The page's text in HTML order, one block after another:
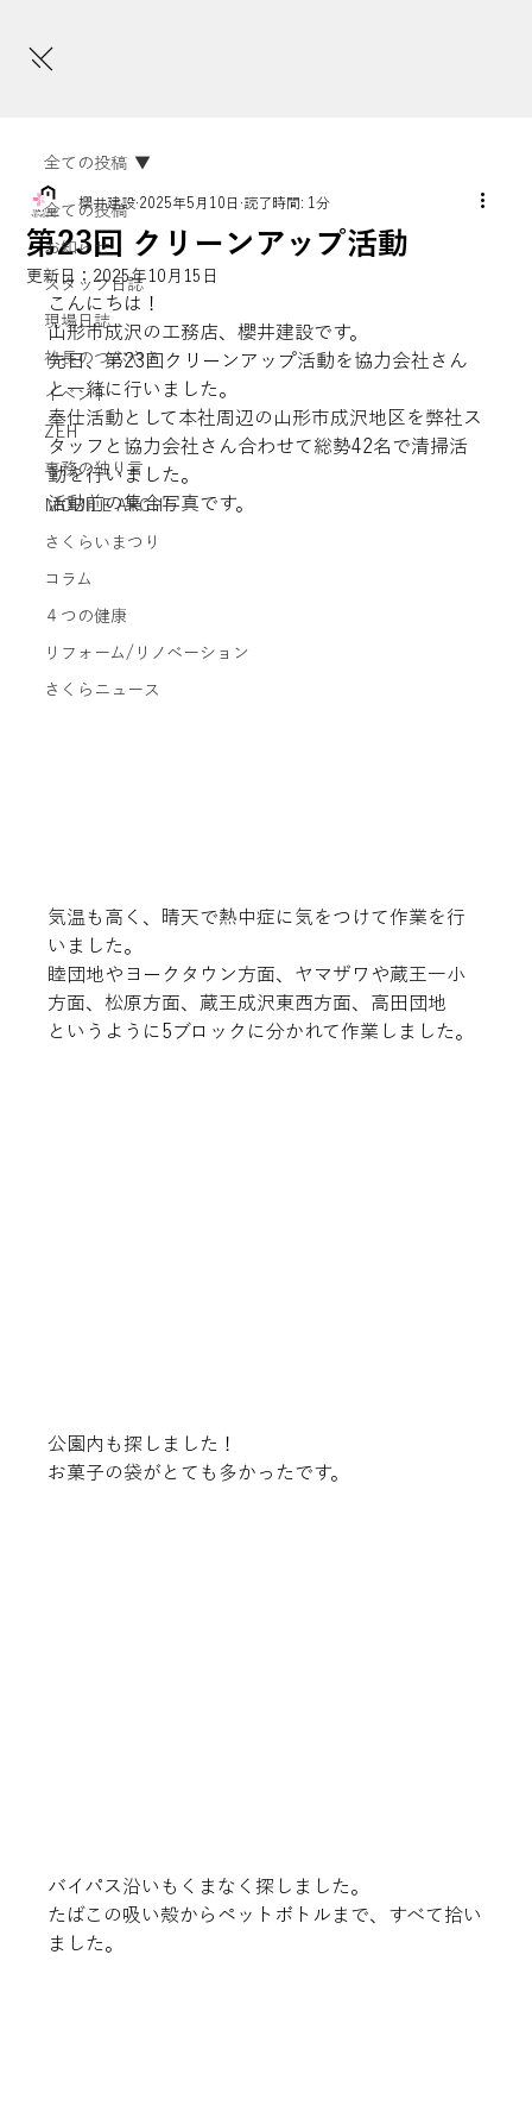
全ての投稿
お知らせ
スタッフ日誌
現場日誌
社長のつぶやき
イベント
ZEH
専務の独り言
MOBILE ARCHI
さくらいまつり
コラム
４つの健康
リフォーム/リノベーション
さくらニュース
全ての投稿
第23回 クリーンアップ活動
櫻井建設 2025年5月10日 読了時間: 1分
更新日： 2025年10月15日
こんにちは！
山形市成沢の工務店、櫻井建設です。
先日、第23回クリーンアップ活動を協力会社さん
と一緒に行いました。
奉仕活動として本社周辺の山形市成沢地区を弊社ス
タッフと協力会社さん合わせて総勢42名で清掃活
動を行いました。
活動前の集合写真です。
気温も高く、晴天で熱中症に気をつけて作業を行
いました。
睦団地やヨークタウン方面、ヤマザワや蔵王一小
方面、松原方面、蔵王成沢東西方面、高田団地
というように5ブロックに分かれて作業しました。
公園内も探しました！
お菓子の袋がとても多かったです。
バイパス沿いもくまなく探しました。
たばこの吸い殻からペットボトルまで、すべて拾い
ました。